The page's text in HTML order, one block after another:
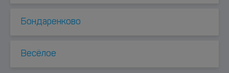
Бондаренково
Весёлое